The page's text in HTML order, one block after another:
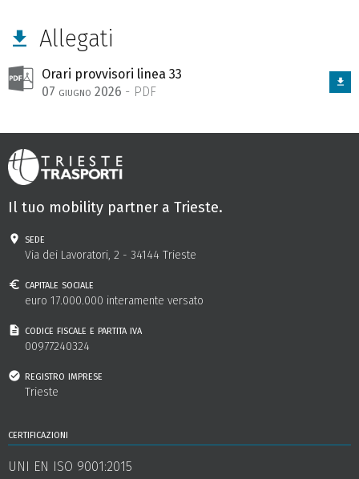
Allegati
Orari provvisori linea 33
07 giugno 2026 - PDF
Il tuo mobility partner a Trieste.
sede
Via dei Lavoratori, 2 - 34144 Trieste
capitale sociale
euro 17.000.000 interamente versato
codice fiscale e partita iva
00977240324
registro imprese
Trieste
certificazioni
UNI EN ISO 9001:2015